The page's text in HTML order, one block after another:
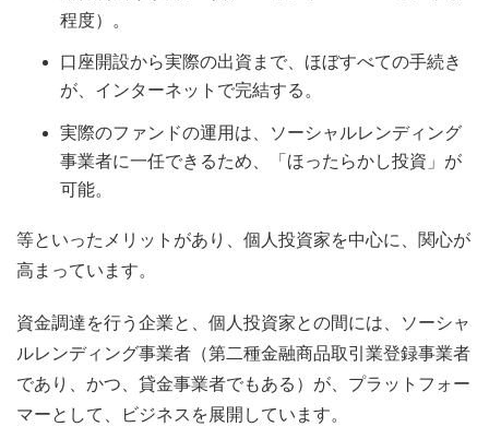
程度）。
口座開設から実際の出資まで、ほぼすべての手続き
が、インターネットで完結する。
実際のファンドの運用は、ソーシャルレンディング
事業者に一任できるため、「ほったらかし投資」が
可能。
等といったメリットがあり、個人投資家を中心に、関心が
高まっています。
資金調達を行う企業と、個人投資家との間には、ソーシャ
ルレンディング事業者（第二種金融商品取引業登録事業者
であり、かつ、貸金事業者でもある）が、プラットフォー
マーとして、ビジネスを展開しています。